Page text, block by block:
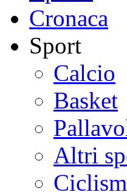
Cronaca
Sport
Calcio
Basket
Altri